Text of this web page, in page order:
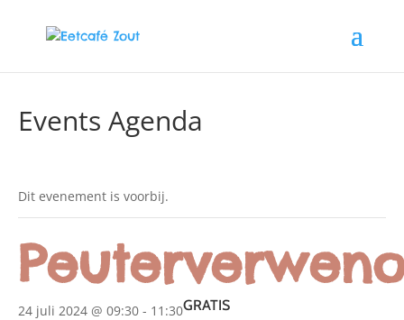
Events Agenda
Dit evenement is voorbij.
24 juli 2024 @ 09:30 - 11:30GRATIS